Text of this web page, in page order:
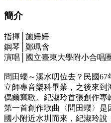
簡介
指揮│施姍姍
鋼琴│鄭珮含
演唱│國立臺東大學附小合唱
問田蠳～溪水叨位去？民國
立師專音樂科畢業，之後來到
偶爾寫歌。紀淑玲首張創作專
第一首創作歌曲〈問田蠳〉
國小附近水圳而來，紀淑玲說